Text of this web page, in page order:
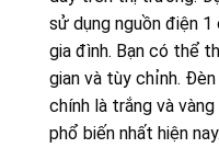
sử dụng nguồn điện
gia đình. Bạn có thể
gian và tùy chỉnh.
chính là trắng và
phổ biến nhất hiện nay.